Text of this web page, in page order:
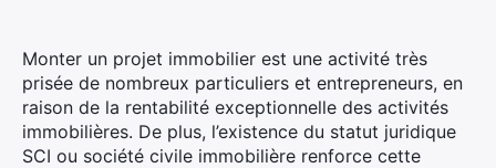
Monter un projet immobilier est une activité très
prisée de nombreux particuliers et entrepreneurs, en
raison de la rentabilité exceptionnelle des activités
immobilières. De plus, l’existence du statut juridique
SCI ou société civile immobilière renforce cette